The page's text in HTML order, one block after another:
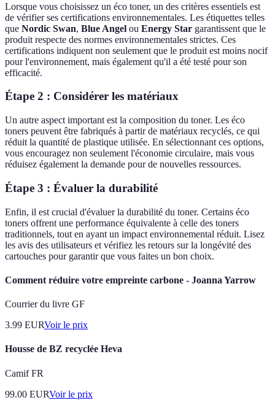
Lorsque vous choisissez un éco toner, un des critères essentiels est
de vérifier ses certifications environnementales. Les étiquettes telles
que Nordic Swan, Blue Angel ou Energy Star garantissent que le
produit respecte des normes environnementales strictes. Ces
certifications indiquent non seulement que le produit est moins nocif
pour l'environnement, mais également qu'il a été testé pour son
efficacité.
Étape 2 : Considérer les matériaux
Un autre aspect important est la composition du toner. Les éco
toners peuvent être fabriqués à partir de matériaux recyclés, ce qui
réduit la quantité de plastique utilisée. En sélectionnant ces options,
vous encouragez non seulement l'économie circulaire, mais vous
réduisez également la demande pour de nouvelles ressources.
Étape 3 : Évaluer la durabilité
Enfin, il est crucial d'évaluer la durabilité du toner. Certains éco
toners offrent une performance équivalente à celle des toners
traditionnels, tout en ayant un impact environnemental réduit. Lisez
les avis des utilisateurs et vérifiez les retours sur la longévité des
cartouches pour garantir que vous faites un bon choix.
Comment réduire votre empreinte carbone - Joanna Yarrow
Courrier du livre GF
3.99 EURVoir le prix
Housse de BZ recyclée Heva
Camif FR
99.00 EURVoir le prix